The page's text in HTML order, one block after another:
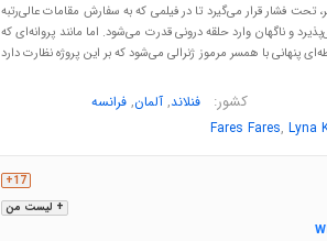
فشار قرار می‌گیرد تا در فیلمی که به سفارش مقامات عالی‌رتبه
و ناگهان وارد حلقه درونی قدرت می‌شود. اما مانند پروانه‌ای که
پنهانی با همسر مرموز ژنرالی می‌شود که بر این پروژه نظارت دارد
کشور: فنلاند, آلمان, فرانسه
Fares Fares, Lyna
+ لیست من
17+